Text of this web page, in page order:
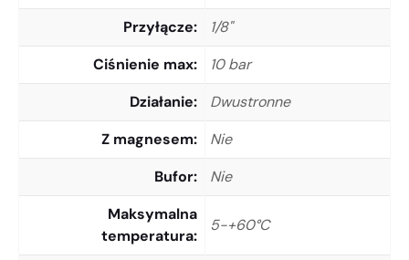
Przyłącze
1/8"
Ciśnienie max
10 bar
Działanie
Dwustronne
Z magnesem
Nie
Bufor
Nie
Maksymalna
temperatura
5-+60°C